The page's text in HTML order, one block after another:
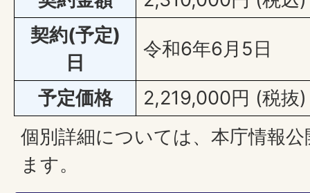
契約(予定)
日
令和6年6月5日
予定価格
2,219,000円 (税抜)
個別詳細については、本庁情報
ます。